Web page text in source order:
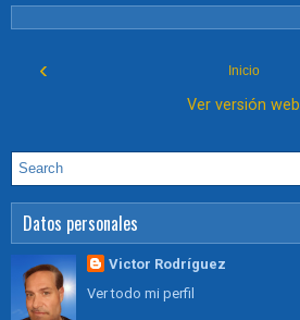
‹ Inicio
Ver versión web
Datos personales
Victor Rodríguez
Ver todo mi perfil